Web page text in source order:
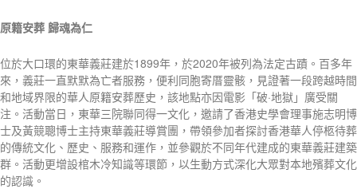
原籍安葬 歸魂為仁
位於大口環的東華義莊建於1899年，於2020年被列為法定古蹟。百多年
來，義莊一直默默為亡者服務，便利同胞寄厝靈骸，見證著一段跨越時間
和地域界限的華人原籍安葬歷史，該地點亦因電影「破·地獄」廣受關
注。活動當日，東華三院聯同得一文化，邀請了香港史學會理事施志明博
士及黃競聰博士主持東華義莊導賞團，帶領參加者探討香港華人停柩待葬
的傳統文化、歷史、服務和運作，並參觀於不同年代建成的東華義莊建築
群。活動更增設棺木冷知識等環節，以生動方式深化大眾對本地殯葬文化
的認識。